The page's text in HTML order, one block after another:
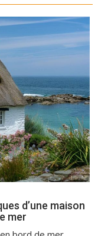
d’une maison
mer